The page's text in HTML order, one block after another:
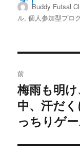
投
稿
Buddy Futsal
ル,個人参加型プロ
稿
ナ
ビ
ゲ
前
前
の
投
梅雨も明
中、汗だ
っちりゲ